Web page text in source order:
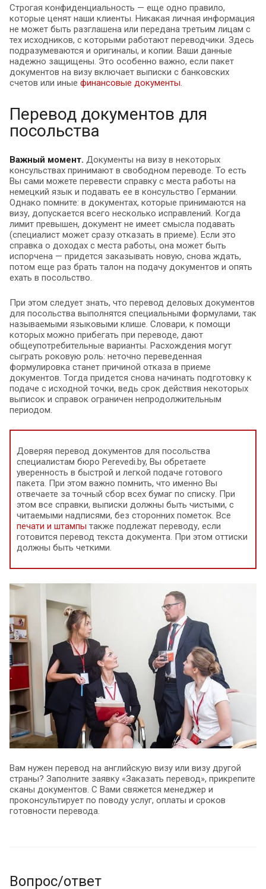
Строгая конфиденциальность — еще одно правило,
которые ценят наши клиенты. Никакая личная информация
не может быть разглашена или передана третьим лицам с
тех исходников, с которыми работают переводчики. Здесь
подразумеваются и оригиналы, и копии. Ваши данные
надежно защищены. Это особенно важно, если пакет
документов на визу включает выписки с банковских
счетов или иные финансовые документы.
Перевод документов для
посольства
Важный момент. Документы на визу в некоторых
консульствах принимают в свободном переводе. То есть
Вы сами можете перевести справку с места работы на
немецкий язык и подавать ее в консульство Германии.
Однако помните: в документах, которые принимаются на
визу, допускается всего несколько исправлений. Когда
лимит превышен, документ не имеет смысла подавать
(специалист может сразу отказать в приеме). Если это
справка о доходах с места работы, она может быть
испорчена — придется заказывать новую, снова ждать,
потом еще раз брать талон на подачу документов и опять
ехать в посольство.
При этом следует знать, что перевод деловых документов
для посольства выполнятся специальными формулами, так
называемыми языковыми клише. Словари, к помощи
которых можно прибегать при переводе, дают
общеупотребительные варианты. Расхождения могут
сыграть роковую роль: неточно переведенная
формулировка станет причиной отказа в приеме
документов. Тогда придется снова начинать подготовку к
подаче с исходной точки, ведь срок действия некоторых
выписок и справок ограничен непродолжительным
периодом.
Доверяя перевод документов для посольства
специалистам бюро Perevedi.by, Вы обретаете
уверенность в быстрой и легкой подаче готового
пакета. При этом важно помнить, что именно Вы
отвечаете за точный сбор всех бумаг по списку. При
этом все справки, выписки должны быть чистыми, с
читаемыми надписями, без сторонних пометок. Все
печати и штампы также подлежат переводу, если
готовится перевод текста документа. При этом оттиски
должны быть четкими.
Вам нужен перевод на английскую визу или визу другой
страны? Заполните заявку «Заказать перевод», прикрепите
сканы документов. С Вами свяжется менеджер и
проконсультирует по поводу услуг, оплаты и сроков
готовности перевода.
Вопрос/ответ